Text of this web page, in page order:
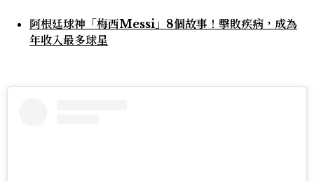
阿根廷球神「梅西Messi」8個故事！擊敗疾病，成為
年收入最多球星